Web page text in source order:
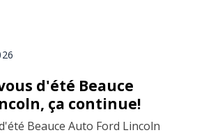
d'été Beauce
ça continue!
Beauce Auto Ford Lincoln